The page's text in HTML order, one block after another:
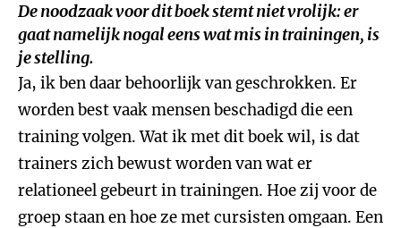
De noodzaak voor dit boek stemt niet vrolijk: er
gaat namelijk nogal eens wat mis in trainingen, is
je stelling.
Ja, ik ben daar behoorlijk van geschrokken. Er
worden best vaak mensen beschadigd die een
training volgen. Wat ik met dit boek wil, is dat
trainers zich bewust worden van wat er
relationeel gebeurt in trainingen. Hoe zij voor de
groep staan en hoe ze met cursisten omgaan. Een